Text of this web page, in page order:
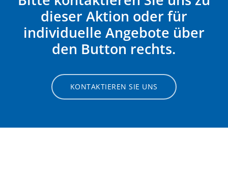
dieser Aktion oder für
individuelle Angebote über
den Button rechts.
KONTAKTIEREN SIE UNS